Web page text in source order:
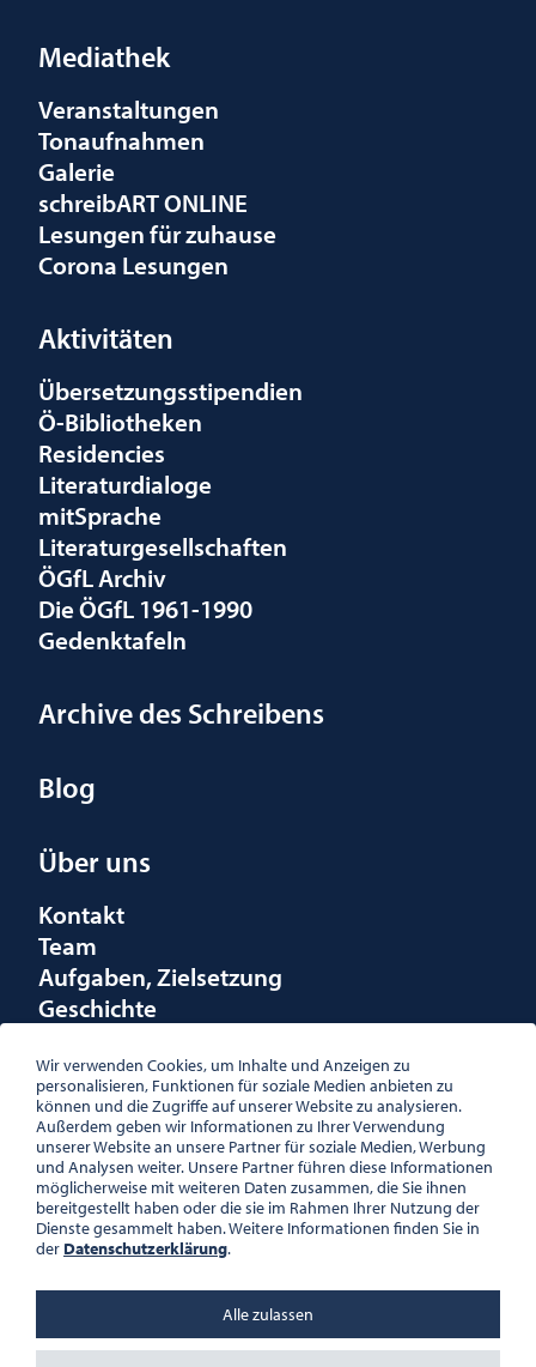
Mediathek
Veranstaltungen
Tonaufnahmen
Galerie
schreibART ONLINE
Lesungen für zuhause
Corona Lesungen
Aktivitäten
Übersetzungsstipendien
Ö-Bibliotheken
Residencies
Literaturdialoge
mitSprache
Literaturgesellschaften
ÖGfL Archiv
Die ÖGfL 1961-1990
Gedenktafeln
Archive des Schreibens
Blog
Über uns
Kontakt
Team
Aufgaben, Zielsetzung
Geschichte
Förderungen
Logo
ÖSTERREICHISCHE
GESELLSCHAFT FÜR LITERATUR
PALAIS WILCZEK, HERRENGASSE
ZVR-NR.: 508018443
Wir verwenden Cookies, um Inhalte und Anzeigen zu
personalisieren, Funktionen für soziale Medien anbieten zu
können und die Zugriffe auf unserer Website zu analysieren.
Außerdem geben wir Informationen zu Ihrer Verwendung
unserer Website an unsere Partner für soziale Medien, Werbung
und Analysen weiter. Unsere Partner führen diese Informationen
möglicherweise mit weiteren Daten zusammen, die Sie ihnen
bereitgestellt haben oder die sie im Rahmen Ihrer Nutzung der
Dienste gesammelt haben. Weitere Informationen finden Sie in
der Datenschutzerklärung.
Alle zulassen